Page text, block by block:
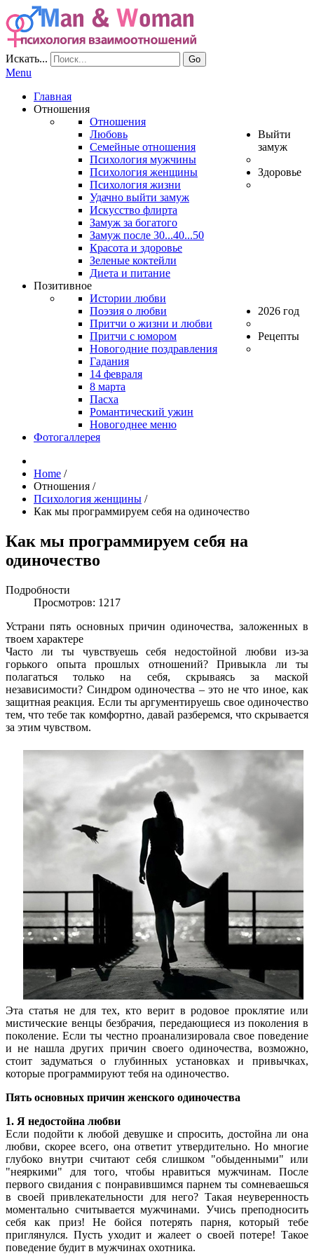
Искать... Go
Menu
Главная
Отношения
Отношения
Любовь
Семейные отношения
Психология мужчины
Психология женщины
Психология жизни
Выйти
замуж
Удачно выйти замуж
Искусство флирта
Замуж за богатого
Замуж после 30...40...50
Здоровье
Красота и здоровье
Зеленые коктейли
Диета и питание
Позитивное
Истории любви
Поэзия о любви
Притчи о жизни и любви
Притчи с юмором
2026 год
Новогодние поздравления
Гадания
14 февраля
8 марта
Рецепты
Пасха
Романтический ужин
Новогоднее меню
Фотогаллерея
Home /
Отношения /
Психология женщины /
Как мы программируем себя на одиночество
Как мы программируем себя на
одиночество
Подробности
Просмотров: 1217
Устрани пять основных причин одиночества, заложенных в
твоем характере
Часто ли ты чувствуешь себя недостойной любви из-за
горького опыта прошлых отношений? Привыкла ли ты
полагаться только на себя, скрываясь за маской
независимости? Синдром одиночества – это не что иное, как
защитная реакция. Если ты аргументируешь свое одиночество
тем, что тебе так комфортно, давай разберемся, что скрывается
за этим чувством.
Эта статья не для тех, кто верит в родовое проклятие или
мистические венцы безбрачия, передающиеся из поколения в
поколение. Если ты честно проанализировала свое поведение
и не нашла других причин своего одиночества, возможно,
стоит задуматься о глубинных установках и привычках,
которые программируют тебя на одиночество.
Пять основных причин женского одиночества
1. Я недостойна любви
Если подойти к любой девушке и спросить, достойна ли она
любви, скорее всего, она ответит утвердительно. Но многие
глубоко внутри считают себя слишком "обыденными" или
"неяркими" для того, чтобы нравиться мужчинам. После
первого свидания с понравившимся парнем ты сомневаешься
в своей привлекательности для него? Такая неуверенность
моментально считывается мужчинами. Учись преподносить
себя как приз! Не бойся потерять парня, который тебе
приглянулся. Пусть уходит и жалеет о своей потере! Такое
поведение будит в мужчинах охотника.